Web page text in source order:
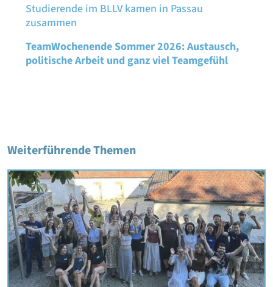
Studierende im BLLV kamen in Passau
zusammen
TeamWochenende Sommer 2026: Austausch,
politische Arbeit und ganz viel Teamgefühl
Weiterführende Themen